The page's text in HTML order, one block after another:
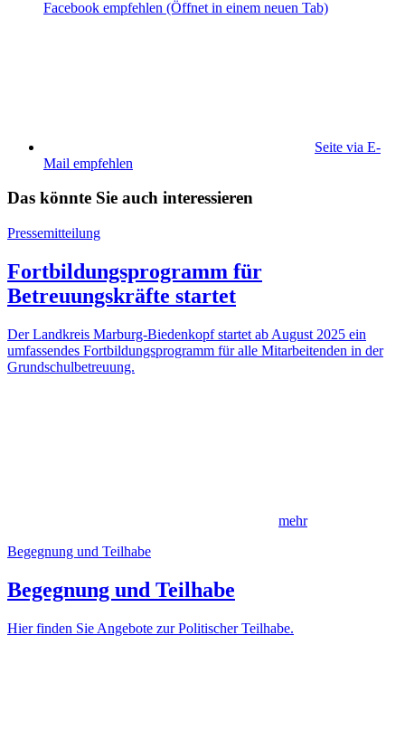
Facebook empfehlen (Öffnet in einem neuen Tab)
Seite via E-
Mail empfehlen
Das könnte Sie auch interessieren
Pressemitteilung
Fortbildungsprogramm für
Betreuungskräfte startet
Der Landkreis Marburg-Biedenkopf startet ab August 2025 ein
umfassendes Fortbildungsprogramm für alle Mitarbeitenden in der
Grundschulbetreuung.
mehr
Begegnung und Teilhabe
Begegnung und Teilhabe
Hier finden Sie Angebote zur Politischer Teilhabe.